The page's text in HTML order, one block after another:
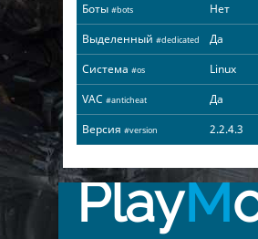
Боты #bots
Нет
Выделенный #dedicated
Да
Система #os
Linux
VAC #anticheat
Да
Версия #version 2.2.4.3
PlayM